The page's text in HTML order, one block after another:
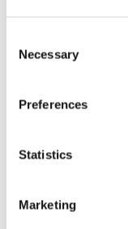
Selection
Necessary
Preferences
Statistics
Marketing